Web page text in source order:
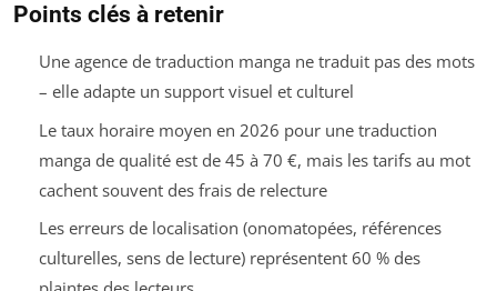
Points clés à retenir
Une agence de traduction manga ne traduit pas des mots
– elle adapte un support visuel et culturel
Le taux horaire moyen en 2026 pour une traduction
manga de qualité est de 45 à 70 €, mais les tarifs au mot
cachent souvent des frais de relecture
Les erreurs de localisation (onomatopées, références
culturelles, sens de lecture) représentent 60 % des